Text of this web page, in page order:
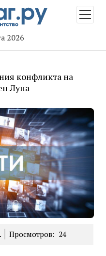
2026
меню
конфликта на
Луна
Просмотров: 24